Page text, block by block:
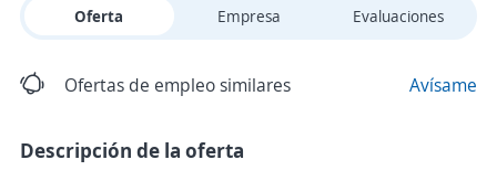
Oferta Empresa Evaluaciones
Ofertas de empleo similares Avísame
Descripción de la oferta